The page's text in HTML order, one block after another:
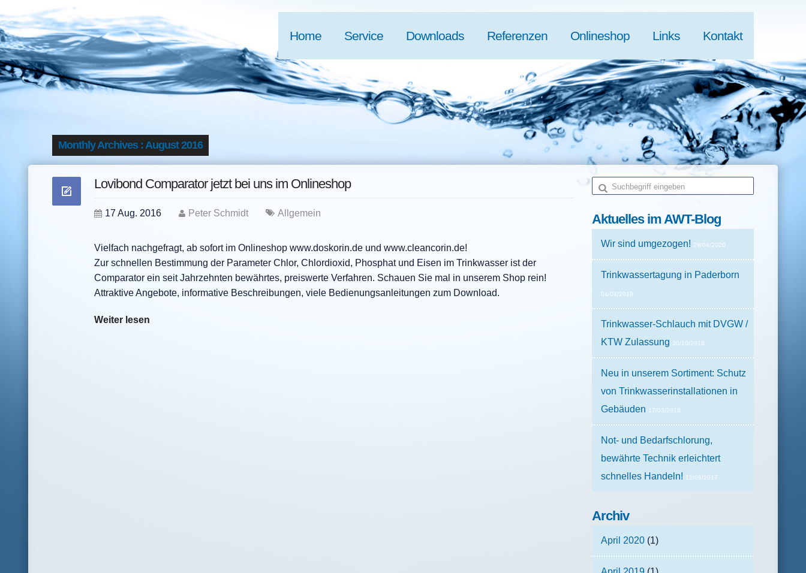
Home Service Downloads Referenzen Onlineshop Links Kontakt
Monthly Archives : August 2016
Lovibond Comparator jetzt bei uns im Onlineshop
17 Aug. 2016 Peter Schmidt Allgemein
Vielfach nachgefragt, ab sofort im Onlineshop www.doskorin.de und www.cleancorin.de!
Zur schnellen Bestimmung der Parameter Chlor, Chlordioxid, Phosphat und Eisen im Trinkwasser ist der
Comparator ein seit Jahrzehnten bewährtes, preiswerte Verfahren. Schauen Sie mal in unserem Shop rein!
Attraktive Angebote, informative Beschreibungen, viele Bedienungsanleitungen zum Download.
Weiter lesen
Aktuellesim AWT-Blog
Wir sind umgezogen! 29/04/2020
Trinkwassertagung in Paderborn
04/04/2019
Trinkwasser-Schlauch mit DVGW /
KTW Zulassung 30/10/2018
Neu in unserem Sortiment: Schutz
von Trinkwasserinstallationen in
Gebäuden 17/03/2018
Not- und Bedarfschlorung,
bewährte Technik erleichtert
schnelles Handeln! 12/09/2017
Archiv
April 2020 (1)